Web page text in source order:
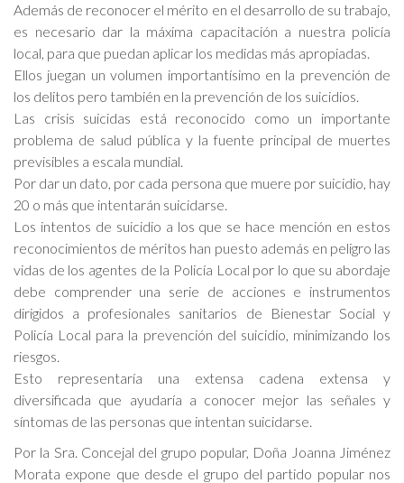
Además de reconocer el mérito en el desarrollo de su trabajo,
es necesario dar la máxima capacitación a nuestra policía
local, para que puedan aplicar los medidas más apropiadas.
Ellos juegan un volumen importantísimo en la prevención de
los delitos pero también en la prevención de los suicidios.
Las crisis suicidas está reconocido como un importante
problema de salud pública y la fuente principal de muertes
previsibles a escala mundial.
Por dar un dato, por cada persona que muere por suicidio, hay
20 o más que intentarán suicidarse.
Los intentos de suicidio a los que se hace mención en estos
reconocimientos de méritos han puesto además en peligro las
vidas de los agentes de la Policía Local por lo que su abordaje
debe comprender una serie de acciones e instrumentos
dirigidos a profesionales sanitarios de Bienestar Social y
Policía Local para la prevención del suicidio, minimizando los
riesgos.
Esto representaría una extensa cadena extensa y
diversificada que ayudaría a conocer mejor las señales y
síntomas de las personas que intentan suicidarse.
Por la Sra. Concejal del grupo popular, Doña Joanna Jiménez
Morata expone que desde el grupo del partido popular nos